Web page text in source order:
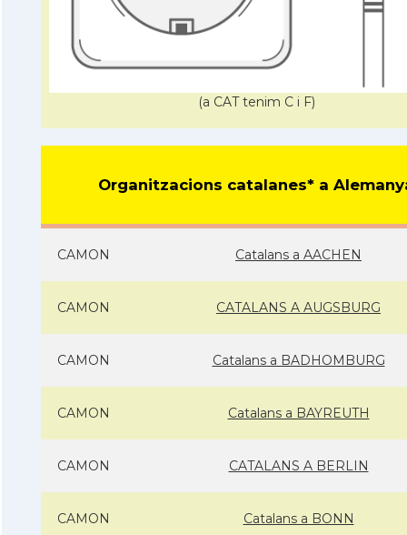
(a CAT tenim C i F)
Organitzacions catalanes* a
CAMON Catalans a AACHEN
CAMON CATALANS A AUGSBURG
CAMON Catalans a BADHOMBURG
CAMON Catalans a BAYREUTH
CAMON CATALANS A BERLIN
CAMON Catalans a BONN